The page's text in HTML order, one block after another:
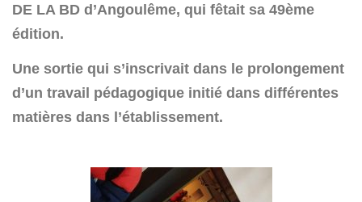
DE LA BD d’Angoulême, qui fêtait sa 49ème
édition.
Une sortie qui s’inscrivait dans le prolongement
d’un travail pédagogique initié dans différentes
matières dans l’établissement.